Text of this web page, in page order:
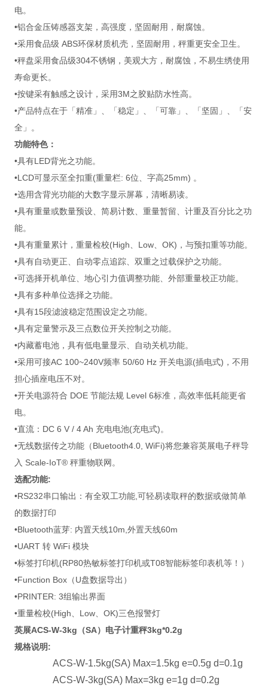
电。
•铝合金压铸感器支架，高强度，坚固耐用，耐腐蚀。
•采用食品级 ABS环保材质机壳，坚固耐用，秤重更安全卫生。
•秤盘采用食品级304不锈钢，美观大方，耐腐蚀，不易生绣使用
寿命更长。
•按键采有触感之设计，采用3M之胶贴防水性高。
•产品特点在于「精准」、「稳定」、「可靠」、「坚固」、「安
全」。
功能特色：
•具有LED背光之功能。
•LCD可显示至全扣重(重量栏: 6位、字高25mm) 。
•选用含背光功能的大数字显示屏幕，清晰易读。
•具有重量或数量预设、简易计数、重量暂留、计重及百分比之功
能。
•具有重量累计，重量检校(High、Low、OK)，与预扣重等功能。
•具有自动更正、自动零点追踪、双重之过载保护之功能。
•可选择开机单位、地心引力值调整功能、外部重量校正功能。
•具有多种单位选择之功能。
•具有15段滤波稳定范围设定之功能。
•具有定量警示及三点数位开关控制之功能。
•内藏蓄电池，具有低电量显示、自动关机功能。
•采用可接AC 100~240V频率 50/60 Hz 开关电源(插电式)，不用
担心插座电压不对。
•开关电源符合 DOE 节能法规 Level 6标准，高效率低耗能更省
电。
•直流：DC 6 V / 4 Ah 充电电池(充电式)。
•无线数据传之功能（Bluetooth4.0, WiFi)将您兼容英展电子秤导
入 Scale-IoT® 秤重物联网。
选配功能:
•RS232串口输出：有全双工功能,可轻易读取秤的数据或做简单
的数据打印
•Bluetooth蓝芽: 内置天线10m,外置天线60m
•UART 转 WiFi 模块
•标签打印机(RP80热敏标签打印机或T08智能标签印表机等！）
•Function Box（U盘数据导出）
•PRINTER: 3组输出界面
•重量检校(High、Low、OK)三色报警灯
英展ACS-W-3kg（SA）电子计重秤3kg*0.2g
规格说明:
ACS-W-1.5kg(SA) Max=1.5kg e=0.5g d=0.1g
ACS-W-3kg(SA) Max=3kg e=1g d=0.2g